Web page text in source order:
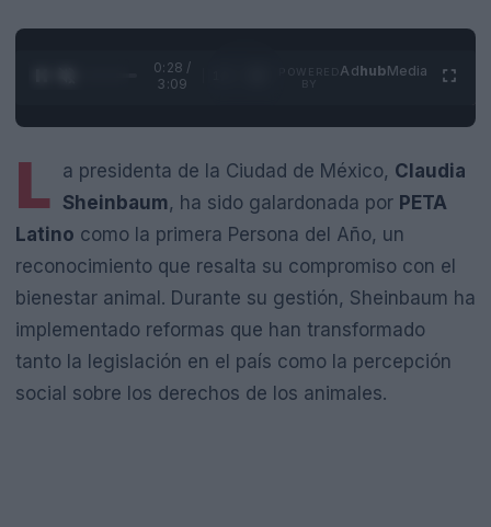
0:28 /
3:09
AdhubMedia
L a presidenta de la Ciudad de México, Claudia
Sheinbaum, ha sido galardonada por PETA
Latino como la primera Persona del Año, un
reconocimiento que resalta su compromiso con el
bienestar animal. Durante su gestión, Sheinbaum ha
implementado reformas que han transformado
tanto la legislación en el país como la percepción
social sobre los derechos de los animales.